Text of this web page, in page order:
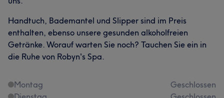
Handtuch, Bademantel und Slipper sind im Preis
enthalten, ebenso unsere gesunden alkoholfreien
Getränke. Worauf warten Sie noch? Tauchen Sie ein in
die Ruhe von Robyn's Spa.
Montag
Geschlossen